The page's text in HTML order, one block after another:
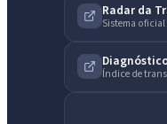
Radar da
Sistema oficial
Índice de
IntGest AI